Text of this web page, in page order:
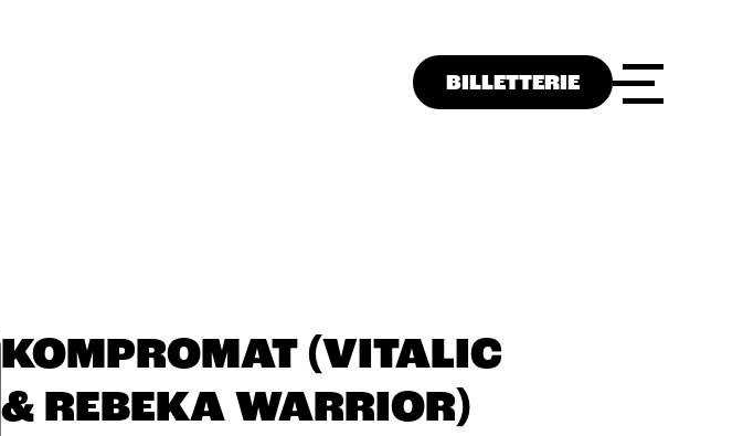
BILLETTERIE
KOMPROMAT (VITALIC
& REBEKA WARRIOR)